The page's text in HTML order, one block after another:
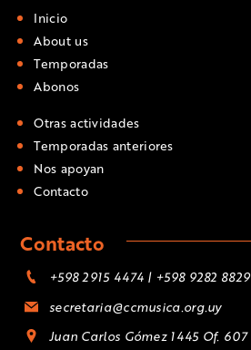
Inicio
About us
Temporadas
Abonos
Otras actividades
Temporadas anteriores
Nos apoyan
Contacto
Contacto
+598 2915 4474 | +598 9282 8829
secretaria@ccmusica.org.uy
Juan Carlos Gómez 1445 Of. 607